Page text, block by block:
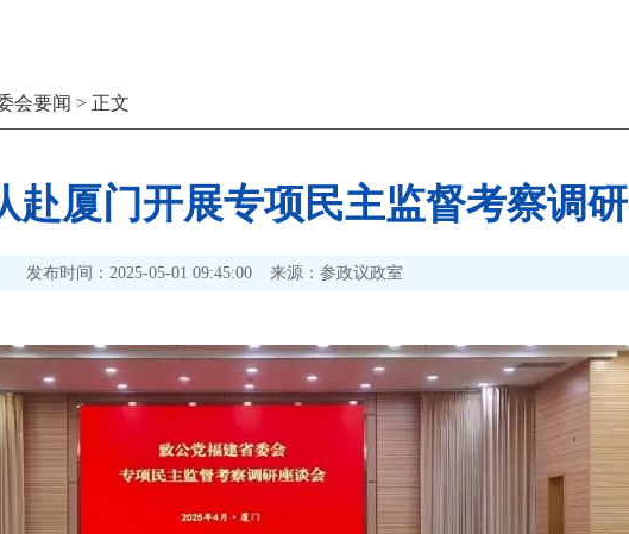
会要闻 > 正文
赴厦门开展专项民主监督考察调研
发布时间：2025-05-01 09:45:00 来源：参政议政室